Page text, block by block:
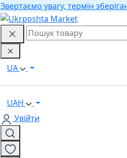
Звертаємо увагу, термін
UA
UAH
Увійти